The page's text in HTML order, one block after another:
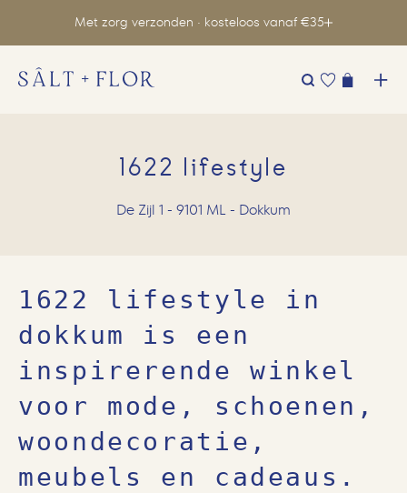
Met zorg verzonden · kosteloos vanaf €35
1622 lifestyle
De Zijl 1 - 9101 ML - Dokkum
1622 lifestyle in
dokkum is een
inspirerende winkel
voor mode, schoenen,
woondecoratie,
meubels en cadeaus.